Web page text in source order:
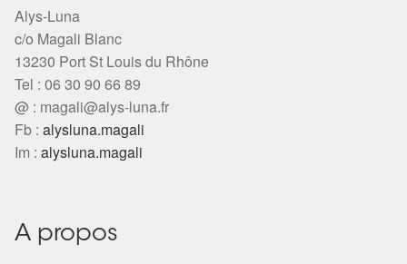
Encens
Déco
Cadeaux de naissance
Ésotérisme : les pratiques spirituelles du monde invisible
Magie: Le Savoir des Sorcières
Alys-Luna
c/o Magali Blanc
13230 Port St Louis du Rhône
Tel : 06 30 90 66 89
@ : magali@alys-luna.fr
Fb : alysluna.magali
Im : alysluna.magali
A propos